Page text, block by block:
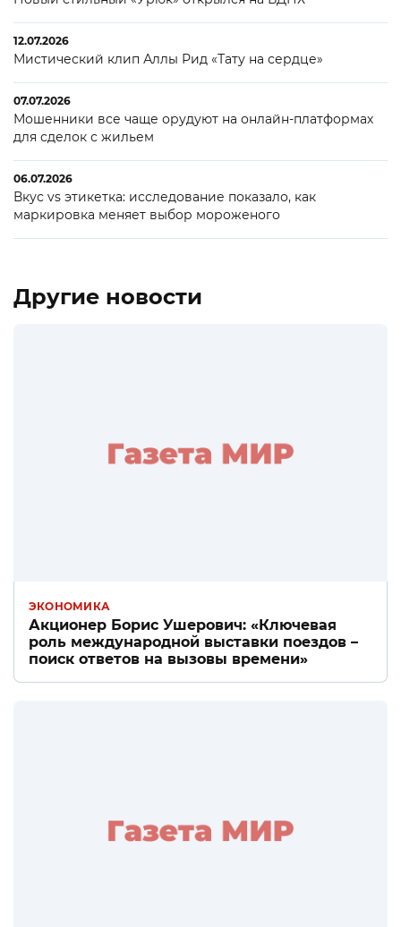
12.07.2026
Мистический клип Аллы Рид «Тату на сердце»
07.07.2026
Мошенники все чаще орудуют на онлайн-платформах
для сделок с жильем
06.07.2026
Вкус vs этикетка: исследование показало, как
маркировка меняет выбор мороженого
Другие новости
ЭКОНОМИКА
Акционер Борис Ушерович: «Ключевая
роль международной выставки поездов –
поиск ответов на вызовы времени»